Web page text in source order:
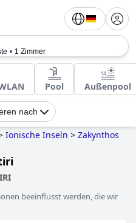
1 Zimmer
Pool Außenpool
nach
Ionische Inseln > Zakynthos
beeinflusst werden, die wir